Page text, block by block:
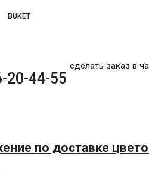
BUKET
20-44-55
сделать заказ в
по доставке